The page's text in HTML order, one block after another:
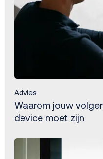
Advies
Waarom jouw
device moet zijn